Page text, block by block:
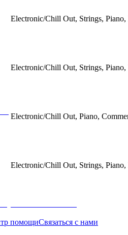
Electronic/Chill Out, Strings,
Electronic/Chill Out, Strings,
Electronic/Chill Out, Piano,
Electronic/Chill Out, Strings, Piano,
помощиСвязаться с нами